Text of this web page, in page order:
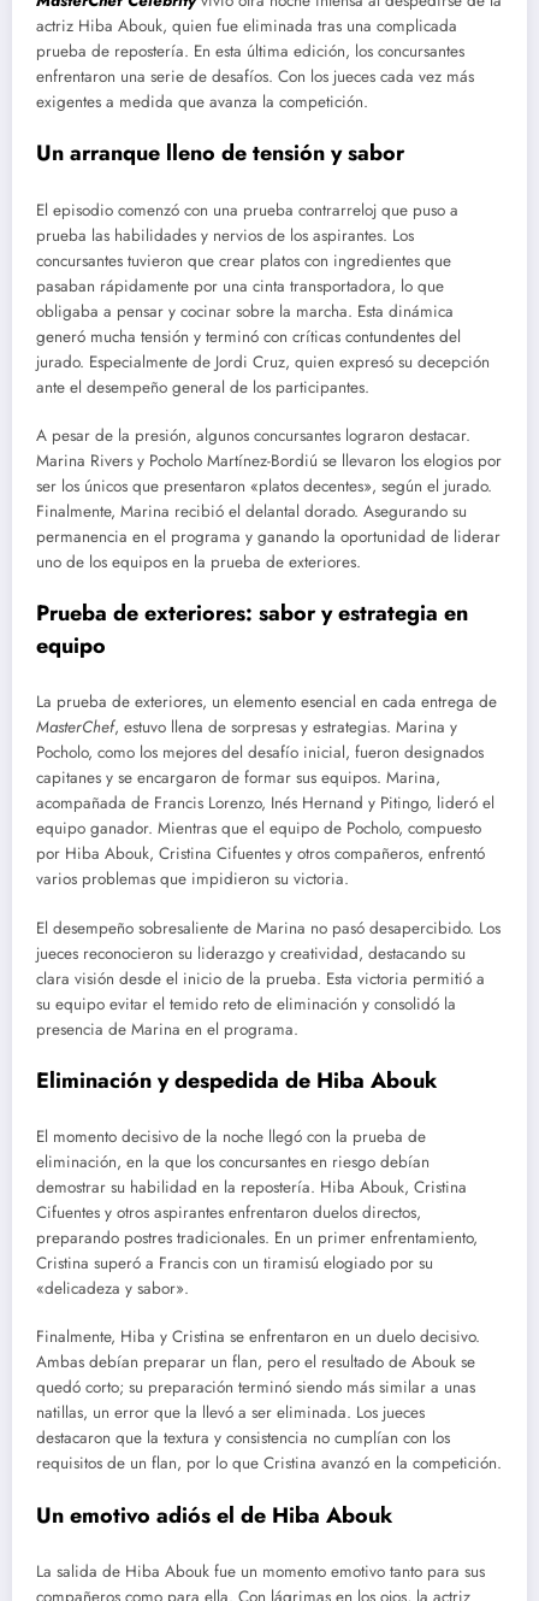
actriz Hiba Abouk, quien fue eliminada tras una complicada
prueba de repostería. En esta última edición, los concursantes
enfrentaron una serie de desafíos. Con los jueces cada vez más
exigentes a medida que avanza la competición.
Un arranque lleno de tensión y sabor
El episodio comenzó con una prueba contrarreloj que puso a
prueba las habilidades y nervios de los aspirantes. Los
concursantes tuvieron que crear platos con ingredientes que
pasaban rápidamente por una cinta transportadora, lo que
obligaba a pensar y cocinar sobre la marcha. Esta dinámica
generó mucha tensión y terminó con críticas contundentes del
jurado. Especialmente de Jordi Cruz, quien expresó su decepción
ante el desempeño general de los participantes.
A pesar de la presión, algunos concursantes lograron destacar.
Marina Rivers y Pocholo Martínez-Bordiú se llevaron los elogios por
ser los únicos que presentaron «platos decentes», según el jurado.
Finalmente, Marina recibió el delantal dorado. Asegurando su
permanencia en el programa y ganando la oportunidad de liderar
uno de los equipos en la prueba de exteriores.
Prueba de exteriores: sabor y estrategia en
equipo
La prueba de exteriores, un elemento esencial en cada entrega de
MasterChef, estuvo llena de sorpresas y estrategias. Marina y
Pocholo, como los mejores del desafío inicial, fueron designados
capitanes y se encargaron de formar sus equipos. Marina,
acompañada de Francis Lorenzo, Inés Hernand y Pitingo, lideró el
equipo ganador. Mientras que el equipo de Pocholo, compuesto
por Hiba Abouk, Cristina Cifuentes y otros compañeros, enfrentó
varios problemas que impidieron su victoria.
El desempeño sobresaliente de Marina no pasó desapercibido. Los
jueces reconocieron su liderazgo y creatividad, destacando su
clara visión desde el inicio de la prueba. Esta victoria permitió a
su equipo evitar el temido reto de eliminación y consolidó la
presencia de Marina en el programa.
Eliminación y despedida de Hiba Abouk
El momento decisivo de la noche llegó con la prueba de
eliminación, en la que los concursantes en riesgo debían
demostrar su habilidad en la repostería. Hiba Abouk, Cristina
Cifuentes y otros aspirantes enfrentaron duelos directos,
preparando postres tradicionales. En un primer enfrentamiento,
Cristina superó a Francis con un tiramisú elogiado por su
«delicadeza y sabor».
Finalmente, Hiba y Cristina se enfrentaron en un duelo decisivo.
Ambas debían preparar un flan, pero el resultado de Abouk se
quedó corto; su preparación terminó siendo más similar a unas
natillas, un error que la llevó a ser eliminada. Los jueces
destacaron que la textura y consistencia no cumplían con los
requisitos de un flan, por lo que Cristina avanzó en la competición.
Un emotivo adiós el de Hiba Abouk
La salida de Hiba Abouk fue un momento emotivo tanto para sus